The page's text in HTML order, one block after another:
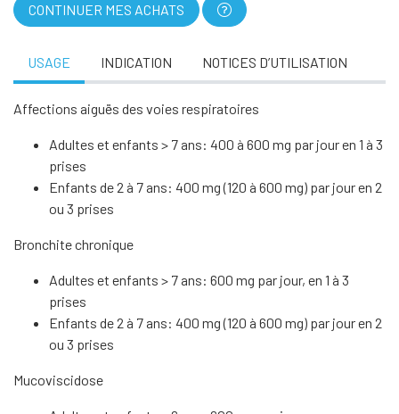
CONTINUER MES ACHATS
USAGE INDICATION NOTICES D’UTILISATION
Affections aiguës des voies respiratoires
Adultes et enfants > 7 ans: 400 à 600 mg par jour en 1 à 3
prises
Enfants de 2 à 7 ans: 400 mg (120 à 600 mg) par jour en 2
ou 3 prises
Bronchite chronique
Adultes et enfants > 7 ans: 600 mg par jour, en 1 à 3
prises
Enfants de 2 à 7 ans: 400 mg (120 à 600 mg) par jour en 2
ou 3 prises
Mucoviscidose